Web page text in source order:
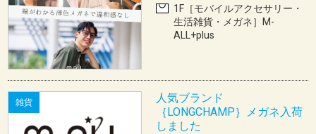
1F［モバイルアクセサリー・
生活雑貨・メガネ］M-
ALL+plus
雑貨
人気ブランド
｛LONGCHAMP｝メガネ入荷
しました